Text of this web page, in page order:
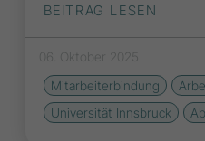
BEITRAG LESEN
06. Oktober 2025
Mitarbeiterbindung
Universität Innsbruck